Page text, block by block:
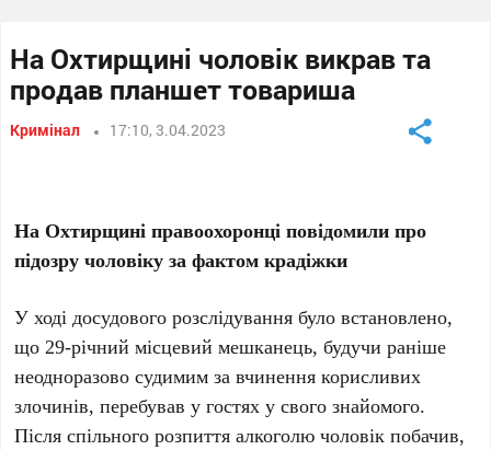
На Охтирщині чоловік викрав та
продав планшет товариша
Кримінал 17:10, 3.04.2023
На Охтирщині правоохоронці повідомили про
підозру чоловіку за фактом крадіжки
У ході досудового розслідування було встановлено,
що 29-річний місцевий мешканець, будучи раніше
неодноразово судимим за вчинення корисливих
злочинів, перебував у гостях у свого знайомого.
Після спільного розпиття алкоголю чоловік побачив,